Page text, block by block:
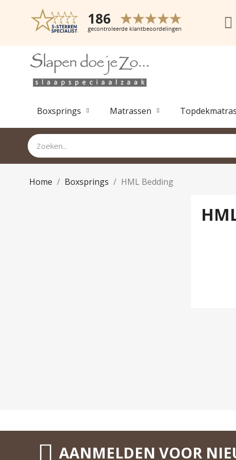
Boxsprings Matrassen
Home Boxsprings HML Bedding
AANMELDEN VOOR